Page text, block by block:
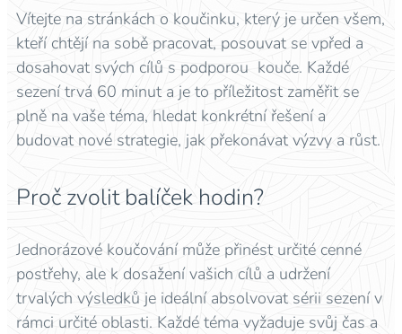
Vítejte na stránkách o koučinku, který je určen všem,
kteří chtějí na sobě pracovat, posouvat se vpřed a
dosahovat svých cílů s podporou kouče. Každé
sezení trvá 60 minut a je to příležitost zaměřit se
plně na vaše téma, hledat konkrétní řešení a
budovat nové strategie, jak překonávat výzvy a růst.
Proč zvolit balíček hodin?
Jednorázové koučování může přinést určité cenné
postřehy, ale k dosažení vašich cílů a udržení
trvalých výsledků je ideální absolvovat sérii sezení v
rámci určité oblasti. Každé téma vyžaduje svůj čas a